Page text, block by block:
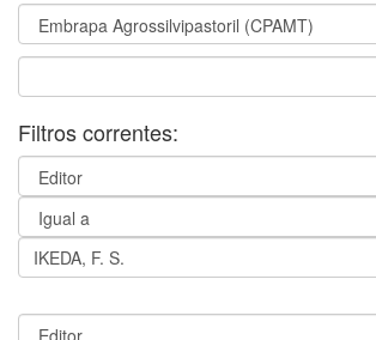
Filtros correntes: